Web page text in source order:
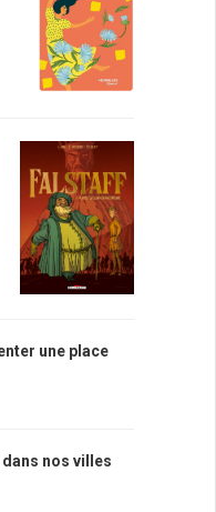
une place
nos villes